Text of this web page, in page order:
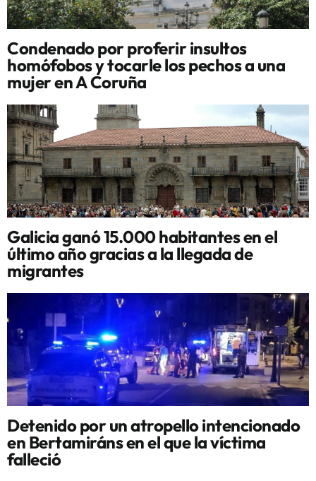
Condenado por proferir insultos
homófobos y tocarle los pechos a una
mujer en A Coruña
Galicia ganó 15.000 habitantes en el
último año gracias a la llegada de
migrantes
Detenido por un atropello intencionado
en Bertamiráns en el que la víctima
falleció